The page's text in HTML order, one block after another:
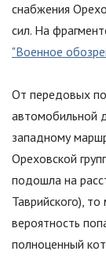
снабжения
сил. На
"Военное
От передовых
автомобильной
западному
Ореховской
подошла на
Таврийского),
вероятность
полноценный